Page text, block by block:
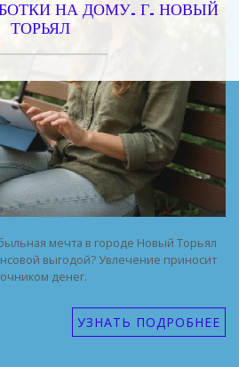
НА ДОМУ. Г. НОВЫЙ
ТОРЬЯЛ
мечта в городе Новый Торьял
выгодой? Увлечение приносит
денег.
УЗНАТЬ ПОДРОБНЕЕ